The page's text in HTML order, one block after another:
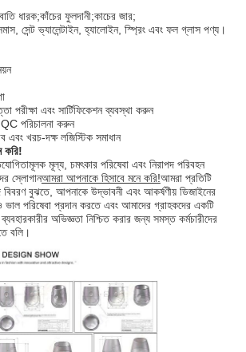
ধারক;কাঁচের ফুলদানী;কাচের জার;
সেন্ট ভ্যালেন্টাইন, হ্যালোইন, স্প্রিং এবং ফল গ্লাস পণ্য।
পরীক্ষা এবং সার্টিফিকেশন ব্যবস্থা করুন
QC পরিচালনা করুন
এবং খরচ-দক্ষ লজিস্টিক সমাধান
করি!
মূল্য, চমৎকার পরিষেবা এবং নিরাপদ পরিবহন
স্লোগানআমরা আপনাকে হিসাবে মনে করি!আমরা প্রতিটি
বিবরণ বুঝতে, আপনাকে উদ্ভাবনী এবং আকর্ষণীয় ডিজাইনের
পরিষেবা প্রদান করতে এবং আমাদের গ্রাহকদের একটি
অভিজ্ঞতা নিশ্চিত করার জন্য সমস্ত কর্মচারীদের
বলি।